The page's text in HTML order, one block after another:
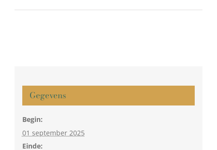
Gegevens
Begin:
01 september 2025
Einde: